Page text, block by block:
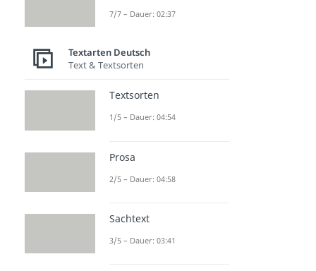
7/7 – Dauer: 02:37
Textarten Deutsch
Text & Textsorten
Textsorten
1/5 – Dauer: 04:54
Prosa
2/5 – Dauer: 04:58
Sachtext
3/5 – Dauer: 03:41